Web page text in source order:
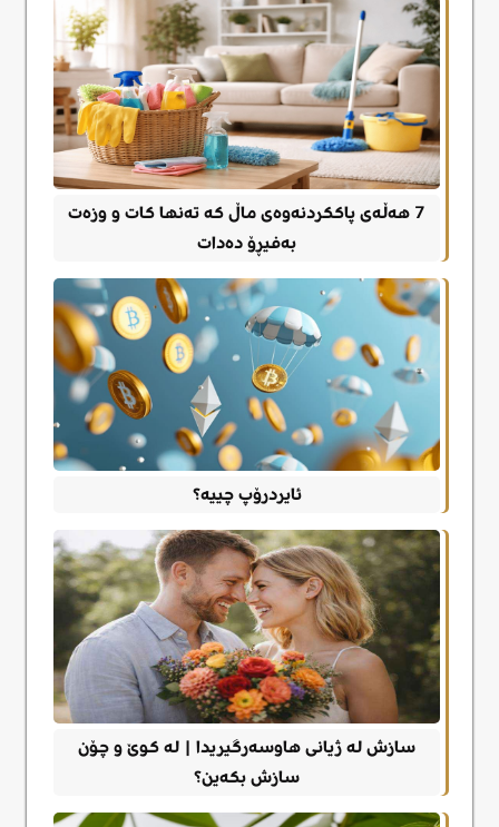
7 هەڵەی پاککردنەوەی ماڵ کە تەنها کات و وزەت
بەفیڕۆ دەدات
ئایردرۆپ چییە؟
سازش لە ژیانی هاوسەرگیریدا | لە کوێ و چۆن
سازش بکەین؟